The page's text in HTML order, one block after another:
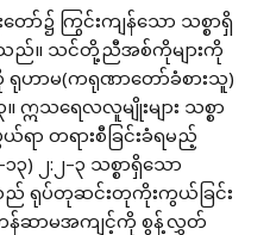
၌ ကြွင်းကျန်သော သစ္စာရှိ
စ်သည်။ သင်တို့ညီအစ်ကိုများကို
ရုဟာမ(ကရုဏာတော်ခံစားသူ)
ဣသရေလလူမျိုးများ သစ္စာ
ာ တရားစီခြင်းခံရမည့်
) ၂:၂–၃ သစ္စာရှိသော
ည် ရုပ်တုဆင်းတုကိုးကွယ်ခြင်း
န်ဆာမအကျင့်ကို စွန့်လွှတ်